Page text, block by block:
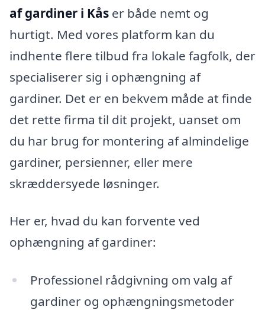
af gardiner i Kås er både nemt og
hurtigt. Med vores platform kan du
indhente flere tilbud fra lokale fagfolk, der
specialiserer sig i ophængning af
gardiner. Det er en bekvem måde at finde
det rette firma til dit projekt, uanset om
du har brug for montering af almindelige
gardiner, persienner, eller mere
skræddersyede løsninger.
Her er, hvad du kan forvente ved
ophængning af gardiner:
Professionel rådgivning om valg af
gardiner og ophængningsmetoder